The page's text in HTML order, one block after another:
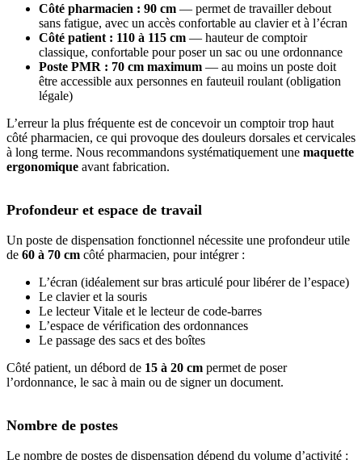
Côté pharmacien : 90 cm — permet de travailler debout
sans fatigue, avec un accès confortable au clavier et à l’écran
Côté patient : 110 à 115 cm — hauteur de comptoir
classique, confortable pour poser un sac ou une ordonnance
Poste PMR : 70 cm maximum — au moins un poste doit
être accessible aux personnes en fauteuil roulant (obligation
légale)
L’erreur la plus fréquente est de concevoir un comptoir trop haut
côté pharmacien, ce qui provoque des douleurs dorsales et cervicales
à long terme. Nous recommandons systématiquement une maquette
ergonomique avant fabrication.
Profondeur et espace de travail
Un poste de dispensation fonctionnel nécessite une profondeur utile
de 60 à 70 cm côté pharmacien, pour intégrer :
L’écran (idéalement sur bras articulé pour libérer de l’espace)
Le clavier et la souris
Le lecteur Vitale et le lecteur de code-barres
L’espace de vérification des ordonnances
Le passage des sacs et des boîtes
Côté patient, un débord de 15 à 20 cm permet de poser
l’ordonnance, le sac à main ou de signer un document.
Nombre de postes
Le nombre de postes de dispensation dépend du volume d’activité :